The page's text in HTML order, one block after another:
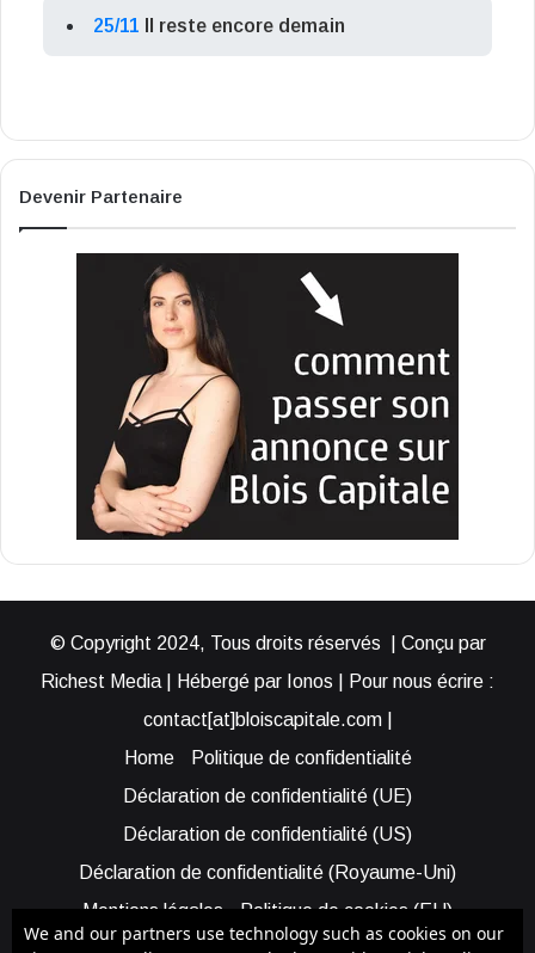
25/11 Il reste encore demain
Devenir Partenaire
© Copyright 2024, Tous droits réservés | Conçu par
Richest Media | Hébergé par Ionos | Pour nous écrire :
contact[at]bloiscapitale.com |
Home
Politique de confidentialité
Déclaration de confidentialité (UE)
Déclaration de confidentialité (US)
Déclaration de confidentialité (Royaume-Uni)
Mentions légales
Politique de cookies (EU)
Cookie Policy (AUS)
Cookie Policy (US)
We and our partners use technology such as cookies on our